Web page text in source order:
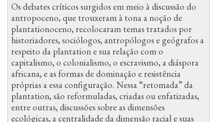
Os debates críticos surgidos em meio à discussão do
antropoceno, que trouxeram à tona a noção de
plantationoceno, recolocaram temas tratados por
historiadores, sociólogos, antropólogos e geógrafos a
respeito da plantation e sua relação com o
capitalismo, o colonialismo, o escravismo, a diáspora
africana, e as formas de dominação e resistência
próprias a essa configuração. Nessa “retomada” da
plantation, são reformuladas, criadas ou enfatizadas,
entre outras, discussões sobre as dimensões
ecológicas, a centralidade da dimensão racial e suas